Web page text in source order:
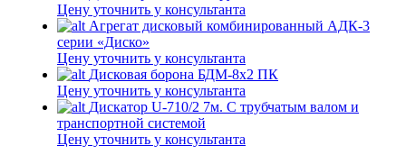
Цену уточнить у консультанта
Агрегат дисковый комбинированный АДК-3
серии «Диско»
Цену уточнить у консультанта
Дисковая борона БДМ-8х2 ПК
Цену уточнить у консультанта
Дискатор U-710/2 7м. С трубчатым валом и
транспортной системой
Цену уточнить у консультанта